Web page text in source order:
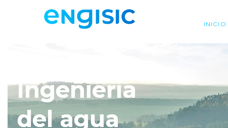
INICIO
Ingeniería
del agua